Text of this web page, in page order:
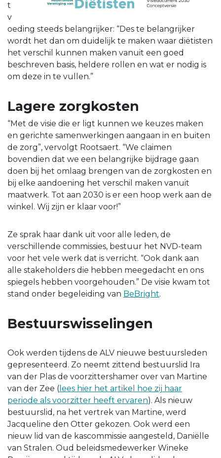
t
v
oeding steeds belangrijker: “Des te belangrijker
wordt het dan om duidelijk te maken waar diëtisten
het verschil kunnen maken vanuit een goed
beschreven basis, heldere rollen en wat er nodig is
om deze in te vullen.”
Lagere zorgkosten
“Met de visie die er ligt kunnen we keuzes maken
en gerichte samenwerkingen aangaan in en buiten
de zorg”, vervolgt Rootsaert. “We claimen
bovendien dat we een belangrijke bijdrage gaan
doen bij het omlaag brengen van de zorgkosten en
bij elke aandoening het verschil maken vanuit
maatwerk. Tot aan 2030 is er een hoop werk aan de
winkel. Wij zijn er klaar voor!”
Ze sprak haar dank uit voor alle leden, de
verschillende commissies, bestuur het NVD-team
voor het vele werk dat is verricht. “Ook dank aan
alle stakeholders die hebben meegedacht en ons
spiegels hebben voorgehouden.” De visie kwam tot
stand onder begeleiding van BeBright.
Bestuurswisselingen
Ook werden tijdens de ALV nieuwe bestuursleden
gepresenteerd. Zo neemt zittend bestuurslid Ira
van der Plas de voorzittershamer over van Martine
van der Zee ( lees hier het artikel hoe zij haar
periode als voorzitter heeft ervaren). Als nieuw
bestuurslid, na het vertrek van Martine, werd
Jacqueline den Otter gekozen. Ook werd een
nieuw lid van de kascommissie aangesteld, Daniëlle
van Stralen. Oud beleidsmedewerker Wineke